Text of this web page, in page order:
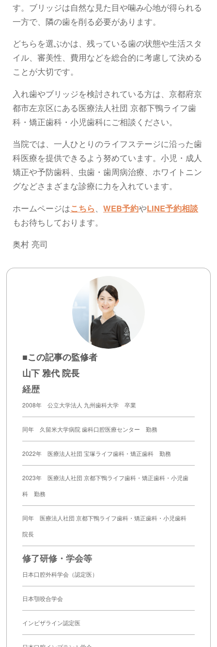
す。ブリッジは自然な見た目や噛み心地が得られる
一方で、隣の歯を削る必要があります。
どちらを選ぶかは、残っている歯の状態や生活スタ
イル、審美性、費用などを総合的に考慮して決める
ことが大切です。
入れ歯やブリッジを検討されている方は、京都府京
都市左京区にある医療法人社団 京都下鴨ライフ歯
科・矯正歯科・小児歯科にご相談ください。
当院では、一人ひとりのライフステージに沿った歯
科医療を提供できるよう努めています。小児・成人
矯正や予防歯科、虫歯・歯周病治療、ホワイトニン
グなどさまざまな診療に力を入れています。
ホームページはこちら、WEB予約やLINE予約相談
もお待ちしております。
奥村 亮司
■この記事の監修者
山下 雅代 院長
経歴
2008年 公立大学法人 九州歯科大学 卒業
同年 久留米大学病院 歯科口腔医療センター 勤務
2022年 医療法人社団 宝塚ライフ歯科・矯正歯科 勤務
2023年 医療法人社団 京都下鴨ライフ歯科・矯正歯科・小児歯
科 勤務
同年 医療法人社団 京都下鴨ライフ歯科・矯正歯科・小児歯科
院長
修了研修・学会等
日本口腔外科学会（認定医）
日本顎咬合学会
インビザライン認定医